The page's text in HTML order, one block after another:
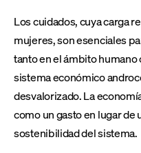
Los cuidados, cuya carga
mujeres, son esenciales
tanto en el ámbito humano
sistema económico
desvalorizado. La
como un gasto en lugar de
sostenibilidad del sistema.